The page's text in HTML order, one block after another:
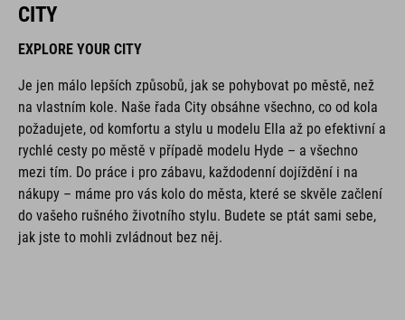
CITY
EXPLORE YOUR CITY
Je jen málo lepších způsobů, jak se pohybovat po městě, než
na vlastním kole. Naše řada City obsáhne všechno, co od kola
požadujete, od komfortu a stylu u modelu Ella až po efektivní a
rychlé cesty po městě v případě modelu Hyde – a všechno
mezi tím. Do práce i pro zábavu, každodenní dojíždění i na
nákupy – máme pro vás kolo do města, které se skvěle začlení
do vašeho rušného životního stylu. Budete se ptát sami sebe,
jak jste to mohli zvládnout bez něj.